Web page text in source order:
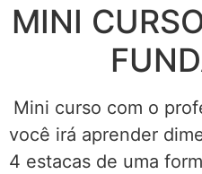
MINI
Mini curso com o
você irá aprender
4 estacas de uma